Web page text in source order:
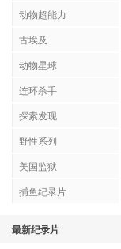
动物超能力
古埃及
动物星球
连环杀手
探索发现
野性系列
美国监狱
捕鱼纪录片
最新纪录片